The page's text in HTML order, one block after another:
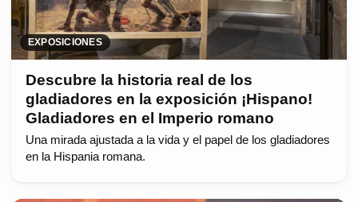
EXPOSICIONES
Descubre la historia real de los
gladiadores en la exposición ¡Hispano!
Gladiadores en el Imperio romano
Una mirada ajustada a la vida y el papel de los gladiadores
en la Hispania romana.